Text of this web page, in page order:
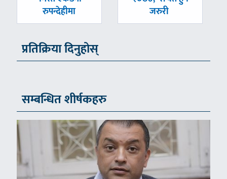
रुपन्देहीमा
जरुरी
प्रतिक्रिया दिनुहोस्
सम्बन्धित शीर्षकहरु